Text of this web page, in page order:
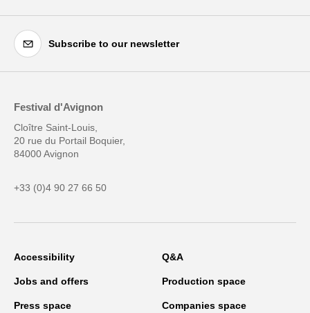
Subscribe to our newsletter
Festival d'Avignon
Cloître Saint-Louis,
20 rue du Portail Boquier,
84000 Avignon
+33 (0)4 90 27 66 50
Accessibility Q&A
Jobs and offers Production space
Press space Companies space